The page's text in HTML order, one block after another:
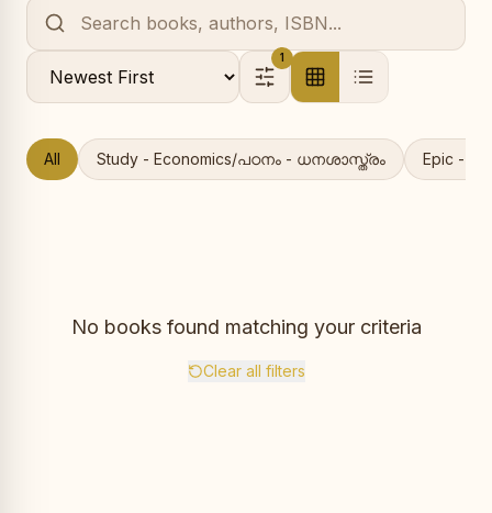
1
All Study - Economics/പഠനം - ധനശാസ്ത്രം Epic -
No books found matching your criteria
Clear all filters